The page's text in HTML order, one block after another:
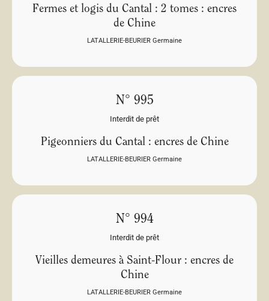
Fermes et logis du Cantal : 2 tomes : encres
de Chine
LATALLERIE-BEURIER Germaine
N° 995
Interdit de prêt
Pigeonniers du Cantal : encres de Chine
LATALLERIE-BEURIER Germaine
N° 994
Interdit de prêt
Vieilles demeures à Saint-Flour : encres de
Chine
LATALLERIE-BEURIER Germaine